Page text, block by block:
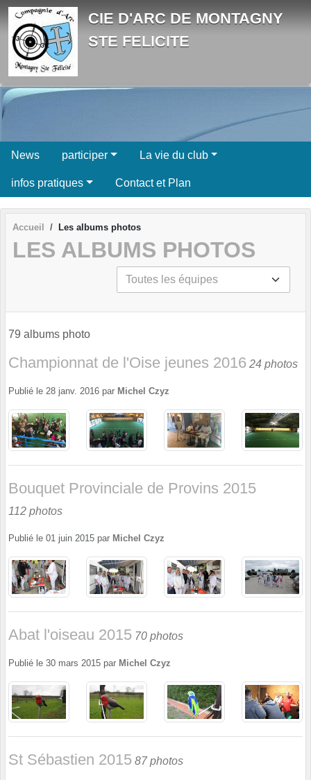
CIE D'ARC DE MONTAGNY
STE FELICITE
News participer La vie du club
infos pratiques Contact et Plan
Accueil Les albums photos
LES ALBUMS PHOTOS
79 albums photo
Championnat de l'Oise jeunes 2016 24 photos
Publié le 28 janv. 2016 par Michel Czyz
Bouquet Provinciale de Provins 2015
112 photos
Publié le 01 juin 2015 par Michel Czyz
Abat l'oiseau 2015 70 photos
Publié le 30 mars 2015 par Michel Czyz
St Sébastien 2015 87 photos
Panneau de gestion des cookies